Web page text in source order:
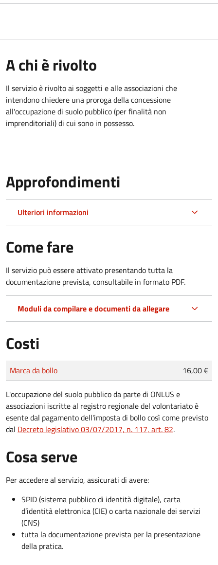
A chi è rivolto
Il servizio è rivolto ai soggetti e alle associazioni che
intendono chiedere una proroga della concessione
all'occupazione di suolo pubblico (per finalità non
imprenditoriali) di cui sono in possesso.
Approfondimenti
Ulteriori informazioni
Come fare
Il servizio può essere attivato presentando tutta la
documentazione prevista, consultabile in formato PDF.
Moduli da compilare e documenti da allegare
Costi
Tipo di pagamento
Importo
Marca da bollo 16,00 €
L'occupazione del suolo pubblico da parte di ONLUS e
associazioni iscritte al registro regionale del volontariato è
esente dal pagamento dell'imposta di bollo così come previsto
dal Decreto legislativo 03/07/2017, n. 117, art. 82.
Cosa serve
Per accedere al servizio, assicurati di avere:
SPID (sistema pubblico di identità digitale), carta
d’identità elettronica (CIE) o carta nazionale dei servizi
(CNS)
tutta la documentazione prevista per la presentazione
della pratica.